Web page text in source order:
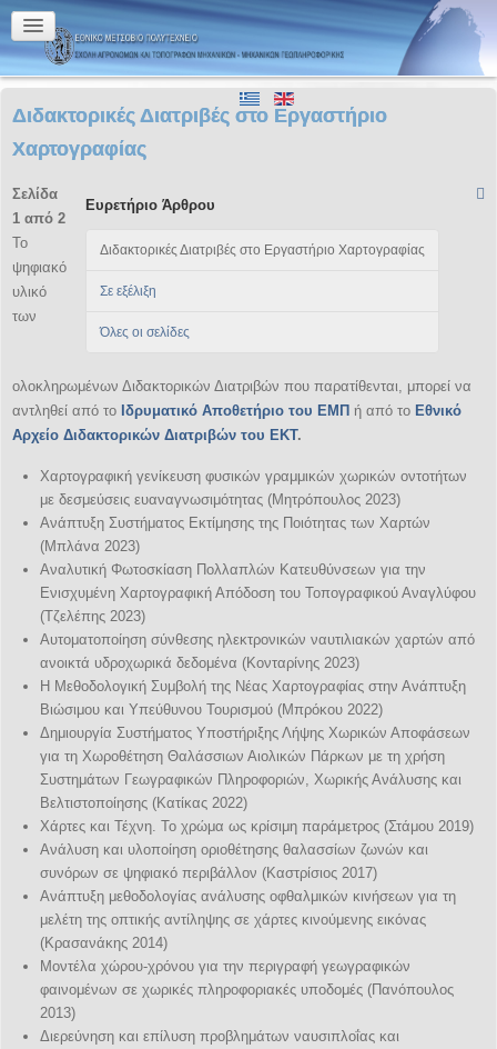
Διδακτορικές Διατριβές στο Εργαστήριο
Χαρτογραφίας
Ευρετήριο Άρθρου
Διδακτορικές Διατριβές στο Εργαστήριο Χαρτογραφίας
Σε εξέλιξη
Όλες οι σελίδες
Σελίδα
1 από 2
Το
ψηφιακό
υλικό
των
ολοκληρωμένων Διδακτορικών Διατριβών που παρατίθενται, μπορεί να
αντληθεί από το Ιδρυματικό Αποθετήριο του ΕΜΠ ή από το Εθνικό
Αρχείο Διδακτορικών Διατριβών του ΕΚΤ.
Χαρτογραφική γενίκευση φυσικών γραμμικών χωρικών οντοτήτων
με δεσμεύσεις ευαναγνωσιμότητας (Μητρόπουλος 2023)
Ανάπτυξη Συστήματος Εκτίμησης της Ποιότητας των Χαρτών
(Μπλάνα 2023)
Αναλυτική Φωτοσκίαση Πολλαπλών Κατευθύνσεων για την
Ενισχυμένη Χαρτογραφική Απόδοση του Τοπογραφικού Αναγλύφου
(Τζελέπης 2023)
Αυτοματοποίηση σύνθεσης ηλεκτρονικών ναυτιλιακών χαρτών από
ανοικτά υδροχωρικά δεδομένα (Κονταρίνης 2023)
Η Μεθοδολογική Συμβολή της Νέας Χαρτογραφίας στην Ανάπτυξη
Βιώσιμου και Υπεύθυνου Τουρισμού (Μπρόκου 2022)
Δημιουργία Συστήματος Υποστήριξης Λήψης Χωρικών Αποφάσεων
για τη Χωροθέτηση Θαλάσσιων Αιολικών Πάρκων με τη χρήση
Συστημάτων Γεωγραφικών Πληροφοριών, Χωρικής Ανάλυσης και
Βελτιστοποίησης (Κατίκας 2022)
Χάρτες και Τέχνη. Το χρώμα ως κρίσιμη παράμετρος (Στάμου 2019)
Ανάλυση και υλοποίηση οριοθέτησης θαλασσίων ζωνών και
συνόρων σε ψηφιακό περιβάλλον (Καστρίσιος 2017)
Ανάπτυξη μεθοδολογίας ανάλυσης οφθαλμικών κινήσεων για τη
μελέτη της οπτικής αντίληψης σε χάρτες κινούμενης εικόνας
(Κρασανάκης 2014)
Μοντέλα χώρου-χρόνου για την περιγραφή γεωγραφικών
φαινομένων σε χωρικές πληροφοριακές υποδομές (Πανόπουλος
2013)
Διερεύνηση και επίλυση προβλημάτων ναυσιπλοΐας και